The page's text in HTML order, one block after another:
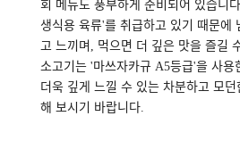
회 메뉴도 풍부하게 준비되어
생식용 육류'를 취급하고 있기
고 느끼며, 먹으면 더 깊은 맛을 즐길
소고기는 '마쓰자카규 A5등급'을
더욱 깊게 느낄 수 있는 차분하고
해 보시기 바랍니다.